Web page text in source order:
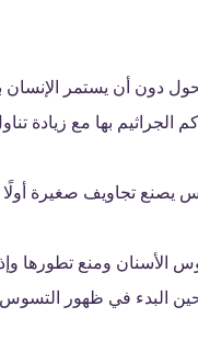
دون أن يستمر الإنسان
الجراثيم بها مع زيادة
يصنع تجاويف صغيرة أولًا
الأسنان ومنع تطورها
حين البدء في ظهور